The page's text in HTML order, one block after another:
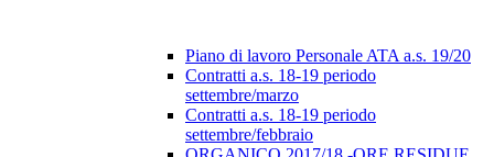
Piano di lavoro Personale ATA a.s. 19/20
Contratti a.s. 18-19 periodo
settembre/marzo
Contratti a.s. 18-19 periodo
settembre/febbraio